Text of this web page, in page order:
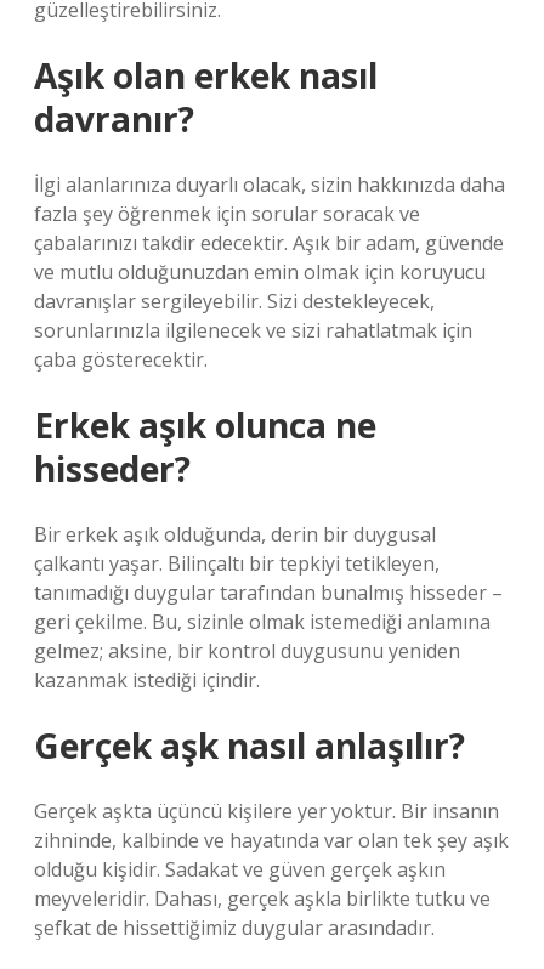
güzelleştirebilirsiniz.
Aşık olan erkek nasıl
davranır?
İlgi alanlarınıza duyarlı olacak, sizin hakkınızda daha
fazla şey öğrenmek için sorular soracak ve
çabalarınızı takdir edecektir. Aşık bir adam, güvende
ve mutlu olduğunuzdan emin olmak için koruyucu
davranışlar sergileyebilir. Sizi destekleyecek,
sorunlarınızla ilgilenecek ve sizi rahatlatmak için
çaba gösterecektir.
Erkek aşık olunca ne
hisseder?
Bir erkek aşık olduğunda, derin bir duygusal
çalkantı yaşar. Bilinçaltı bir tepkiyi tetikleyen,
tanımadığı duygular tarafından bunalmış hisseder –
geri çekilme. Bu, sizinle olmak istemediği anlamına
gelmez; aksine, bir kontrol duygusunu yeniden
kazanmak istediği içindir.
Gerçek aşk nasıl anlaşılır?
Gerçek aşkta üçüncü kişilere yer yoktur. Bir insanın
zihninde, kalbinde ve hayatında var olan tek şey aşık
olduğu kişidir. Sadakat ve güven gerçek aşkın
meyveleridir. Dahası, gerçek aşkla birlikte tutku ve
şefkat de hissettiğimiz duygular arasındadır.